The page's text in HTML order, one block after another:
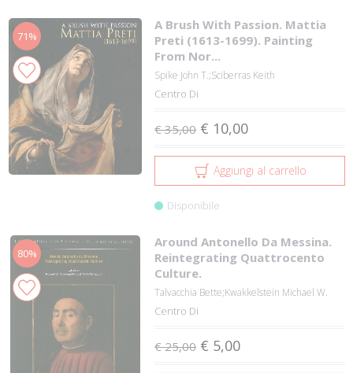
71%
A Brush With Passion. Mattia
Preti (1613-1699). Painting
From Nor...
Spike John T.;Sciberras Keith
Centro Di
€ 35,00 € 10,00
Aggiungi al carrello
Disponibile
80%
Around Antonello Da Messina.
Reintegrating Quattrocento
Culture.
Talvacchia Bette;Kwakkelstein Michael W.
Centro Di
€ 25,00 € 5,00